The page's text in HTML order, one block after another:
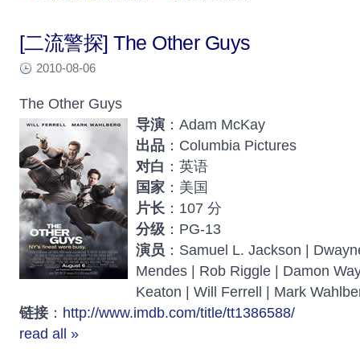
[二流警探] The Other Guys
2010-08-06
The Other Guys
导演 ：Adam McKay
出品 ：Columbia Pictures
对白 ：英语
国家 ：美国
片长 ：107 分
分级 ：PG-13
演员 ：Samuel L. Jackson |
Mendes | Rob Riggle | Damon
Keaton | Will Ferrell | Mark
链接 ： http://www.imdb.com/title/tt1386588/
read all »